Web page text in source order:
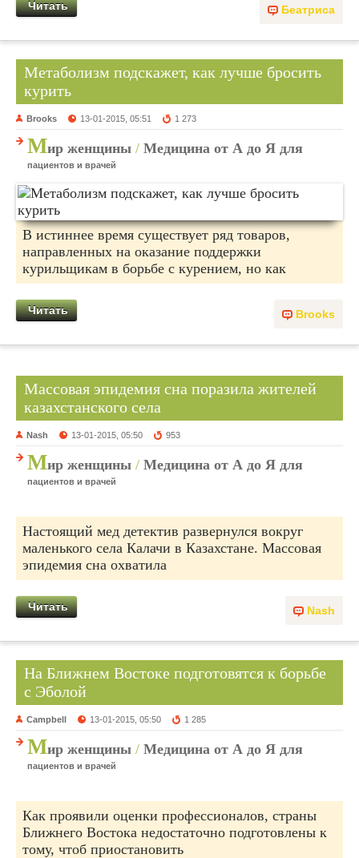
Беатриса
Читать
Метаболизм подскажет, как лучше бросить
курить
Brooks 13-01-2015, 05:51 1 273
Мир женщины / Медицина от А до Я для
пациентов и врачей
В истиннее время существует ряд товаров,
направленных на оказание поддержки
курильщикам в борьбе с курением, но как
Brooks
Читать
Массовая эпидемия сна поразила жителей
казахстанского села
Nash 13-01-2015, 05:50 953
Мир женщины / Медицина от А до Я для
пациентов и врачей
Настоящий мед детектив развернулся вокруг
маленького села Калачи в Казахстане. Массовая
эпидемия сна охватила
Nash
Читать
На Ближнем Востоке подготовятся к борьбе
с Эболой
Campbell 13-01-2015, 05:50 1 285
Мир женщины / Медицина от А до Я для
пациентов и врачей
Как проявили оценки профессионалов, страны
Ближнего Востока недостаточно подготовлены к
тому, чтоб приостановить